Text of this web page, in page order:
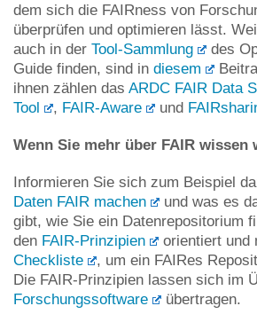
dem sich die FAIRness von
überprüfen und optimieren lässt.
auch in der Tool-Sammlung
des
Guide finden, sind in diesem
ihnen zählen das ARDC FAIR Data
Tool
, FAIR-Aware und
Wenn Sie mehr über FAIR wissen
Informieren Sie sich zum Beispiel
Daten FAIR machen
und was es
gibt, wie Sie ein Datenrepositorium
den FAIR-Prinzipien
orientiert und
Checkliste
, um ein FAIRes
Die FAIR-Prinzipien lassen sich im
Forschungssoftware
übertragen.